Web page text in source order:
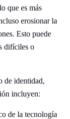
que es más
erosionar la
Esto puede
difíciles o
de identidad,
incluyen:
de la tecnología